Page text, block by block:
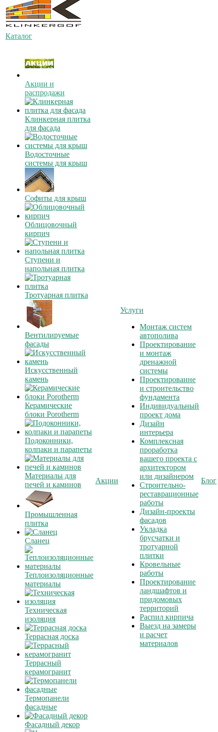
Каталог
Акции и
распродажи
Клинкерная плитка
для фасада
Водосточные
системы для крыш
Софиты для крыш
Облицовочный
кирпич
Ступени и
напольная плитка
Тротуарная плитка
Вентилируемые
фасады
Искусственный
камень
Керамические
блоки Porotherm
Подоконники,
колпаки и парапеты
Материалы для
печей и каминов
Промышленная
плитка
Сланец
Теплоизоляционные
материалы
Техническая
изоляция
Террасная доска
Террасный
керамогранит
Термопанели
фасадные
Фасадный декор
Акции
Услуги
Монтаж систем
автополива
Проектирование
и монтаж
дренажной
системы
Проектироваине
и строительство
фундамента
Индивидуальный
проект дома
Дизайн
интерьера
Комплексная
проработка
вашего проекта с
архитектором
или дизайнером
Строительно-
реставрационные
работы
Дизайн-проекты
фасадов
Укладка
брусчатки и
тротуарной
плитки
Кровельные
работы
Проектирование
ландшафтов и
придомовых
территорий
Распил кирпича
Выезд на замеры
и расчет
материалов
Блог